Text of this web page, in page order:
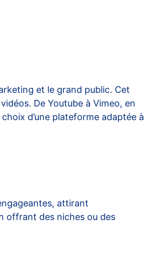
et le grand public. Cet
De Youtube à Vimeo, en
d’une plateforme adaptée à
attirant
offrant des niches ou des